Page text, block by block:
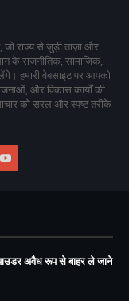
जो राज्य से जुड़ी ताज़ा और
के राजनीतिक, सामाजिक,
हमारी वेबसाइट पर आपको
और विकास कार्यों की
को सरल और स्पष्ट तरीके
अवैध रूप से बाहर ले जाने